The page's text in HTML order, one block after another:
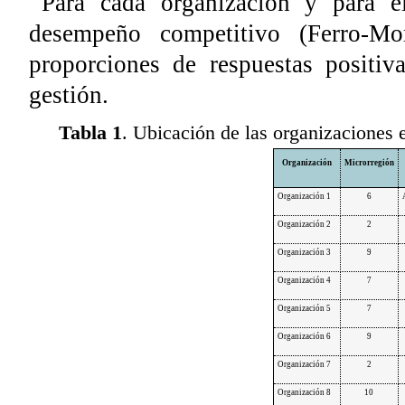
desempeño competitivo
proporciones de respuestas
gestión.
Tabla 1. Ubicación de las organizaciones
Organización Microrregión
Organización 1 6
Organización 2 2
Organización 3 9
Organización 4 7
Organización 5 7
Organización 6 9
Organización 7 2
Organización 8 10